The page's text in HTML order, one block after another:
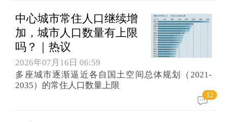
中心城市常住人口继续增
加，城市人口数量有上限
吗？｜热议
2026年07月16日 06:59
多座城市逐渐逼近各自国土空间总体规划（2021-
2035）的常住人口数量上限
12